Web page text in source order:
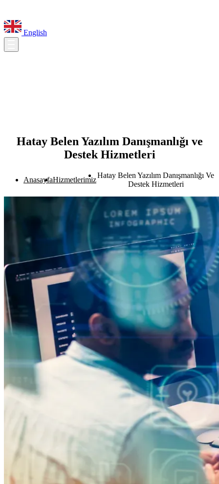
English
Hatay Belen Yazılım Danışmanlığı ve
Destek Hizmetleri
AnasayfaHizmetlerimiz
Hatay Belen Yazılım Danışmanlığı Ve
Destek Hizmetleri